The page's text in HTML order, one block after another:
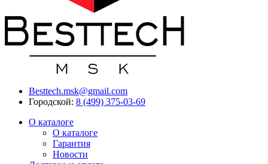
Besttech.msk@gmail.com
Городской: 8 (499) 375-03-69
О каталоге
О каталоге
Гарантия
Новости